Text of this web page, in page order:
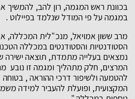
בכוונת ראש המגמה, רון להב, להמשיך
במגמה על פי המודל שנלמד בפיילוט .
מרב ששון אמויאל, מנכ"לית המכללה,
הסטודנטיות והסטודנטים במכללה
נמצאים בעלייה מתמדת, תוצאה
המרצים, חלק מתהליך ומגמה זו נובע
להטמעה ולשיפור דרכי ההוראה ,
המקצועית, ופועלת להעביר למידה